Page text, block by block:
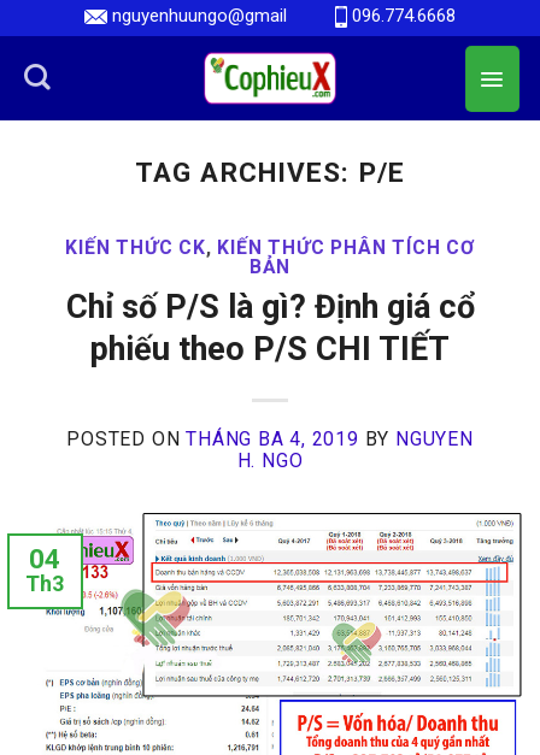
nguyenhuungo@gmail 096.774.6668
TAG ARCHIVES: P/E
KIẾN THỨC CK, KIẾN THỨC PHÂN TÍCH CƠ
BẢN
Chỉ số P/S là gì? Định giá cổ
phiếu theo P/S CHI TIẾT
POSTED ONTHÁNG BA 4, 2019 BY NGUYEN
H. NGO
04
Th3